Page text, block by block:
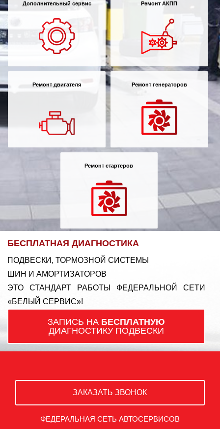
Дополнительный сервис Ремонт АКПП
Ремонт двигателя Ремонт генераторов
Ремонт стартеров
БЕСПЛАТНАЯ ДИАГНОСТИКА
ПОДВЕСКИ, ТОРМОЗНОЙ СИСТЕМЫ
ШИН И АМОРТИЗАТОРОВ
ЭТО СТАНДАРТ РАБОТЫ ФЕДЕРАЛЬНОЙ СЕТИ
«БЕЛЫЙ СЕРВИС»!
ЗАПИСЬ НА БЕСПЛАТНУЮ
ДИАГНОСТИКУ ПОДВЕСКИ
ЗАКАЗАТЬ ЗВОНОК
ФЕДЕРАЛЬНАЯ СЕТЬ АВТОСЕРВИСОВ